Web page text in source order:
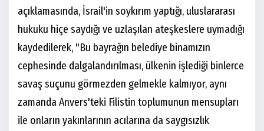
açıklamasında, İsrail'in soykırım yaptığı, uluslararası
hukuku hiçe saydığı ve uzlaşılan ateşkeslere uymadığı
kaydedilerek, "Bu bayrağın belediye binamızın
cephesinde dalgalandırılması, ülkenin işlediği binlerce
savaş suçunu görmezden gelmekle kalmıyor, aynı
zamanda Anvers'teki Filistin toplumunun mensupları
ile onların yakınlarının acılarına da saygısızlık